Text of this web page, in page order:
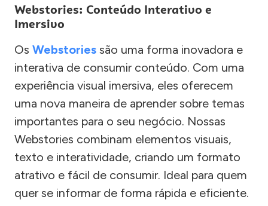
Webstories: Conteúdo Interativo e
Imersivo
Os Webstories são uma forma inovadora e
interativa de consumir conteúdo. Com uma
experiência visual imersiva, eles oferecem
uma nova maneira de aprender sobre temas
importantes para o seu negócio. Nossas
Webstories combinam elementos visuais,
texto e interatividade, criando um formato
atrativo e fácil de consumir. Ideal para quem
quer se informar de forma rápida e eficiente.